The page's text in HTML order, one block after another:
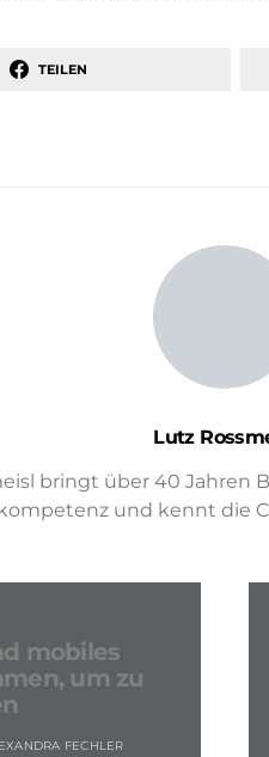
TEILEN
Lutz
bringt über 40 Jahren
und kennt die
mobiles
um zu
FECHLER